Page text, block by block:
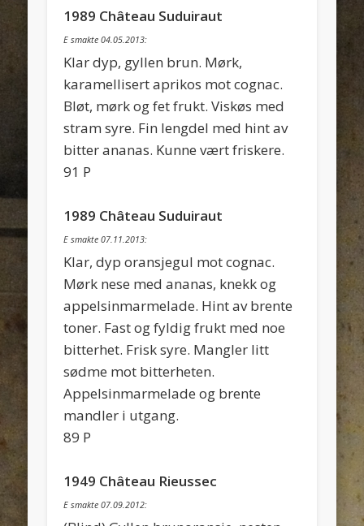
1989 Château Suduiraut
E smakte 04.05.2013:
Klar dyp, gyllen brun. Mørk,
karamellisert aprikos mot cognac.
Bløt, mørk og fet frukt. Viskøs med
stram syre. Fin lengdel med hint av
bitter ananas. Kunne vært friskere.
91 P
1989 Château Suduiraut
E smakte 07.11.2013:
Klar, dyp oransjegul mot cognac.
Mørk nese med ananas, knekk og
appelsinmarmelade. Hint av brente
toner. Fast og fyldig frukt med noe
bitterhet. Frisk syre. Mangler litt
sødme mot bitterheten.
Appelsinmarmelade og brente
mandler i utgang.
89 P
1949 Château Rieussec
E smakte 07.09.2012: